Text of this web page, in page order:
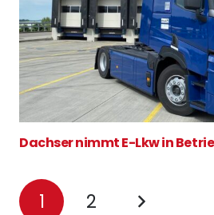
Dachser nimmt E-Lkw in
1 2